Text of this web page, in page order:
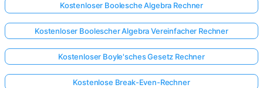
Kostenloser Boolesche Algebra Rechner
Kostenloser Boolescher Algebra Vereinfacher Rechner
Kostenloser Boyle'sches Gesetz Rechner
Kostenlose Break-Even-Rechner